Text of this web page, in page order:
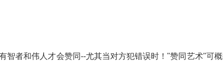
智者和伟人才会赞同--尤其当对方犯错误时！"赞同艺术"可